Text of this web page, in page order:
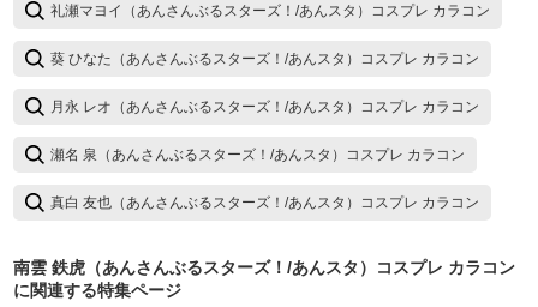
礼瀬マヨイ（あんさんぶるスターズ！/あんスタ）コスプレ カラコン
葵 ひなた（あんさんぶるスターズ！/あんスタ）コスプレ カラコン
月永 レオ（あんさんぶるスターズ！/あんスタ）コスプレ カラコン
瀬名 泉（あんさんぶるスターズ！/あんスタ）コスプレ カラコン
真白 友也（あんさんぶるスターズ！/あんスタ）コスプレ カラコン
南雲 鉄虎（あんさんぶるスターズ！/あんスタ）コスプレ カラコン
に関連する特集ページ